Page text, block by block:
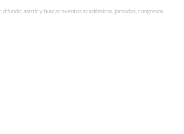
difundir, asistir y buscar eventos académicos, jornadas, congresos,